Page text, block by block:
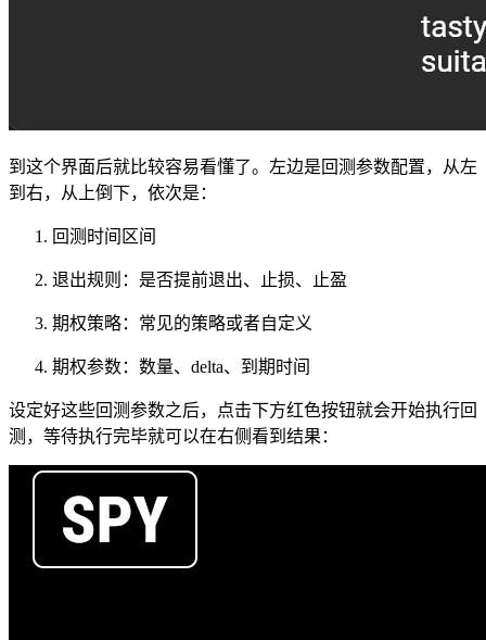
到这个界面后就比较容易看懂了。左边是回测参数配置，从左
到右，从上倒下，依次是：
回测时间区间
退出规则：是否提前退出、止损、止盈
期权策略：常见的策略或者自定义
期权参数：数量、delta、到期时间
设定好这些回测参数之后，点击下方红色按钮就会开始执行回
测，等待执行完毕就可以在右侧看到结果：